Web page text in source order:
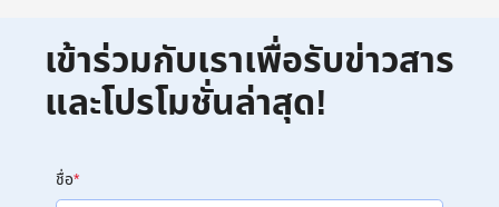
เข้าร่วมกับเราเพื่อรับข่าวสาร
และโปรโมชั่นล่าสุด!
ชื่อ*